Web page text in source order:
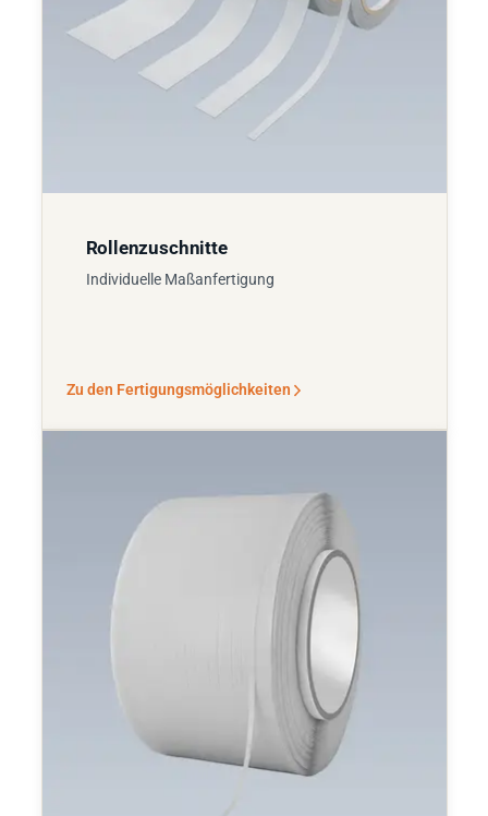
Rollenzuschnitte
Individuelle Maßanfertigung
Zu den Fertigungsmöglichkeiten